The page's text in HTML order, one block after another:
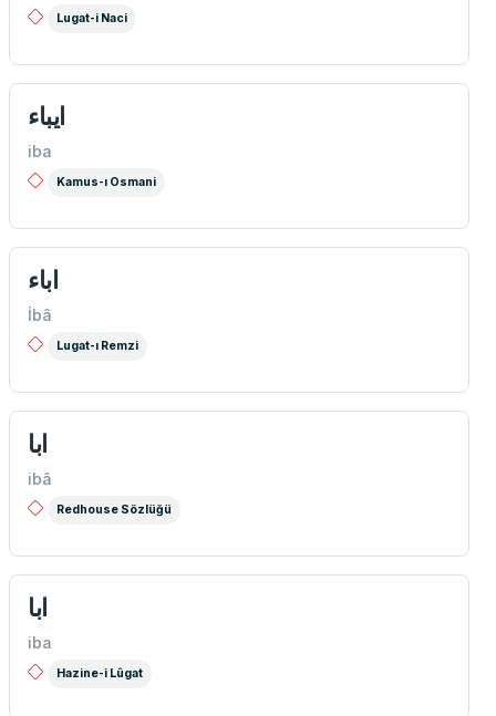
Lugat-i Naci
ايباء
iba
Kamus-ı Osmani
اباء
İbâ
Lugat-ı Remzi
ابا
ibâ
Redhouse Sözlüğü
ابا
iba
Hazine-i Lûgat